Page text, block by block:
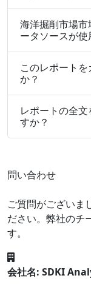
海洋掘削市場
ータソースが使
このレポート
か？
レポートの全
すか？
問い合わせ
ご質問がございま
ださい。弊社のチ
す。
会社名: SDKI